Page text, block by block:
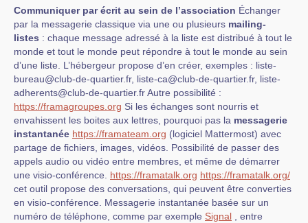
Communiquer par écrit au sein de l’association Échanger
par la messagerie classique via une ou plusieurs mailing-
listes : chaque message adressé à la liste est distribué à tout le
monde et tout le monde peut répondre à tout le monde au sein
d’une liste. L’hébergeur propose d’en créer, exemples : liste-
bureau@club-de-quartier.fr, liste-ca@club-de-quartier.fr, liste-
adherents@club-de-quartier.fr Autre possibilité :
https://framagroupes.org Si les échanges sont nourris et
envahissent les boites aux lettres, pourquoi pas la messagerie
instantanée https://framateam.org (logiciel Mattermost) avec
partage de fichiers, images, vidéos. Possibilité de passer des
appels audio ou vidéo entre membres, et même de démarrer
une visio-conférence. https://framatalk.org https://framatalk.org/
cet outil propose des conversations, qui peuvent être converties
en visio-conférence. Messagerie instantanée basée sur un
numéro de téléphone, comme par exemple Signal , entre